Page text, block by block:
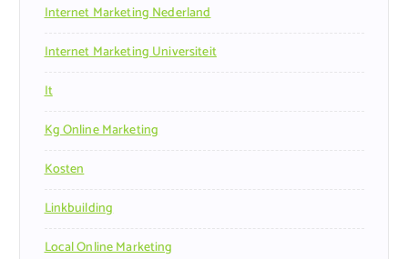
Internet Marketing Nederland
Internet Marketing Universiteit
It
Kg Online Marketing
Kosten
Linkbuilding
Local Online Marketing